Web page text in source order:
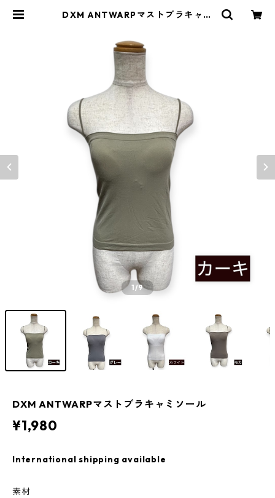
DXM ANTWARPマストブラキャミ
1/9
DXM ANTWARPマストブラキャミソール
¥1,980
International shipping available
素材